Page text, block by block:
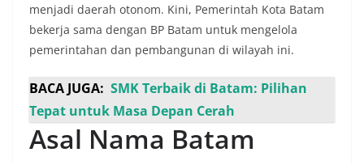
menjadi daerah otonom. Kini, Pemerintah Kota Batam
bekerja sama dengan BP Batam untuk mengelola
pemerintahan dan pembangunan di wilayah ini.
BACA JUGA: SMK Terbaik di Batam: Pilihan
Tepat untuk Masa Depan Cerah
Asal Nama Batam